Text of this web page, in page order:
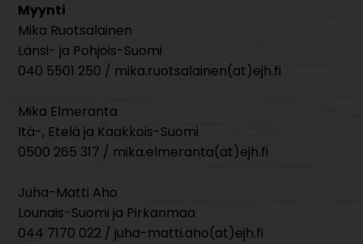
Myynti
Mika Ruotsalainen
Länsi- ja Pohjois-Suomi
040 5501 250 / mika.ruotsalainen(at)ejh.fi
Mika Elmeranta
Itä-, Etelä ja Kaakkois-Suomi
0500 265 317 / mika.elmeranta(at)ejh.fi
Juha-Matti Aho
Lounais-Suomi ja Pirkanmaa
044 7170 022 / juha-matti.aho(at)ejh.fi